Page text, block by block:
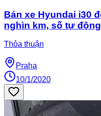
Bán xe Hyundai i30
nghìn km, số tự
Thỏa thuận
Praha
10/1/2020